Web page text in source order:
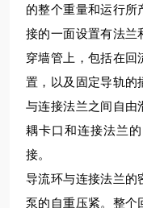
的整个重量和运行所
接的一面设置有法兰
穿墙管上，包括在回
置，以及固定导轨的
与连接法兰之间自由
耦卡口和连接法兰
接。
导流环与连接法兰的
泵的自重压紧。整个